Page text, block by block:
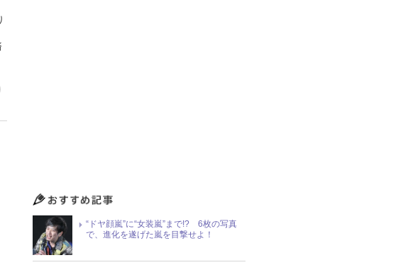
“ドヤ顔嵐”に“女装嵐”まで!? 6枚の写真
で、進化を遂げた嵐を目撃せよ！